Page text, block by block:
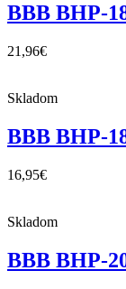
BBB BHP-
21,96€
Skladom
BBB BHP-
16,95€
Skladom
BBB BHP-